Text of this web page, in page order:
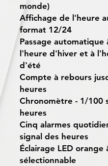
monde)
Affichage de l'heure
format 12/24
Passage automatique
l'heure d'hiver et à
d'été
Compte à rebours
heures
Chronomètre - 1/100
heures
Cinq alarmes
signal des heures
Éclairage LED orange
sélectionnable